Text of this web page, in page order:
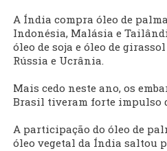
A Índia compra óleo de
Indonésia, Malásia e
óleo de soja e óleo de
Rússia e Ucrânia.
Mais cedo neste ano, os
Brasil tiveram forte impulso
A participação do óleo de
óleo vegetal da Índia saltou